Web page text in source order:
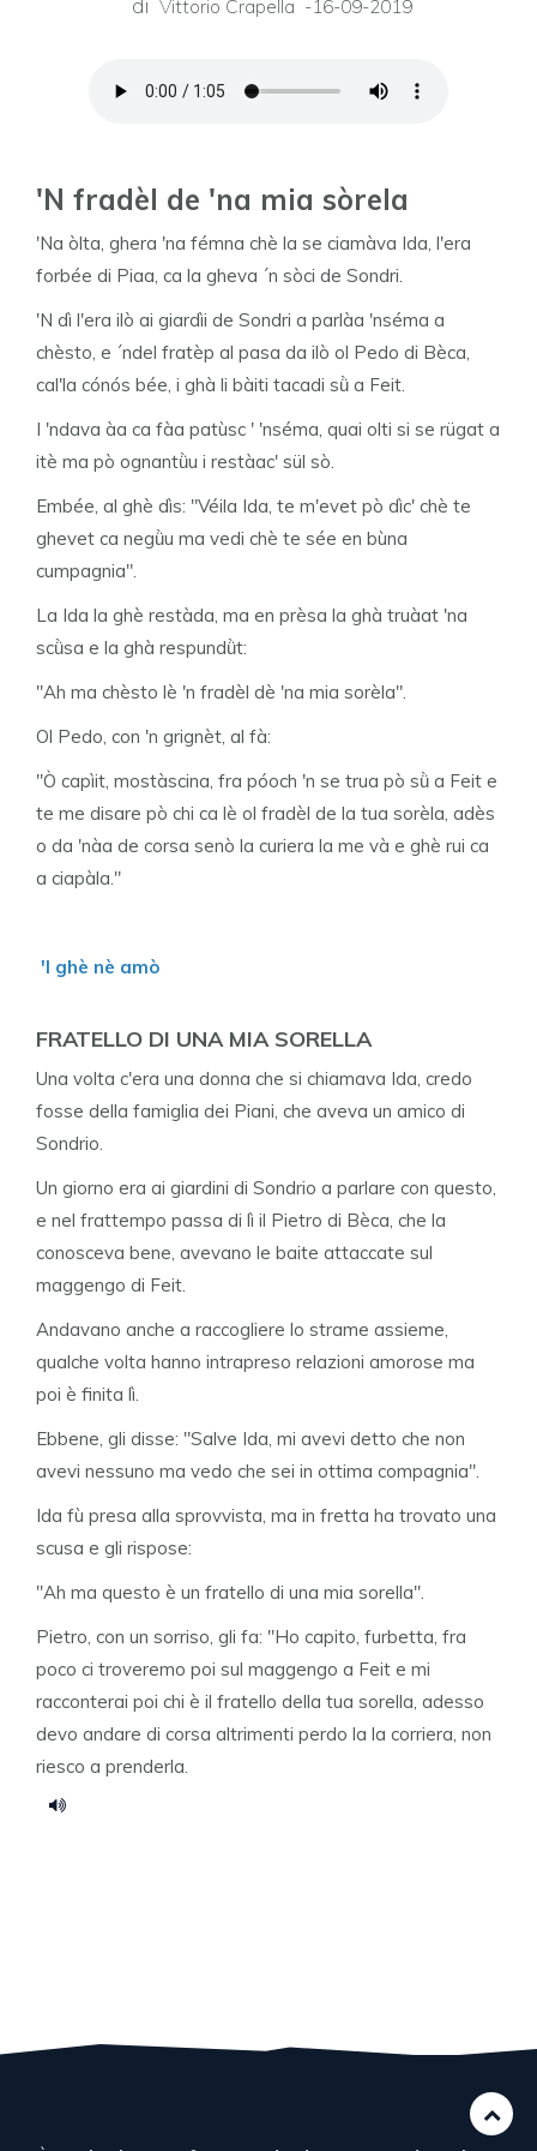
Vittorio Crapella -16-09-2019
'N fradèl de 'na mia sòrela
'Na òlta, ghera 'na fémna chè la se ciamàva Ida, l'era
forbée di Piaa, ca la gheva ´n sòci de Sondri.
'N dì l'era ilò ai giardìi de Sondri a parlàa 'nséma a
chèsto, e ´ndel fratèp al pasa da ilò ol Pedo di Bèca,
cal'la cónós bée, i ghà li bàiti tacadi sǜ a Feit.
I 'ndava àa ca fàa patùsc ' 'nséma, quai olti si se rügat a
itè ma pò ognantǜu i restàac' sül sò.
Embée, al ghè dìs: "Véila Ida, te m'evet pò dìc' chè te
ghevet ca negǜu ma vedi chè te sée en bùna
cumpagnia".
La Ida la ghè restàda, ma en prèsa la ghà truàat 'na
scǜsa e la ghà respundǜt:
"Ah ma chèsto lè 'n fradèl dè 'na mia sorèla".
Ol Pedo, con 'n grignèt, al fà:
"Ò capìit, mostàscina, fra póoch 'n se trua pò sǜ a Feit e
te me disare pò chi ca lè ol fradèl de la tua sorèla, adès
o da 'nàa de corsa senò la curiera la me và e ghè rui ca
a ciapàla."
'l ghè nè amò
FRATELLO DI UNA MIA SORELLA
Una volta c'era una donna che si chiamava Ida, credo
fosse della famiglia dei Piani, che aveva un amico di
Sondrio.
Un giorno era ai giardini di Sondrio a parlare con questo,
e nel frattempo passa di lì il Pietro di Bèca, che la
conosceva bene, avevano le baite attaccate sul
maggengo di Feit.
Andavano anche a raccogliere lo strame assieme,
qualche volta hanno intrapreso relazioni amorose ma
poi è finita lì.
Ebbene, gli disse: "Salve Ida, mi avevi detto che non
avevi nessuno ma vedo che sei in ottima compagnia".
Ida fù presa alla sprovvista, ma in fretta ha trovato una
scusa e gli rispose:
"Ah ma questo è un fratello di una mia sorella".
Pietro, con un sorriso, gli fa: "Ho capito, furbetta, fra
poco ci troveremo poi sul maggengo a Feit e mi
racconterai poi chi è il fratello della tua sorella, adesso
devo andare di corsa altrimenti perdo la la corriera, non
riesco a prenderla.